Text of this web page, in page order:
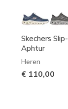
Skechers
Aphtur
Heren
€ 110,00